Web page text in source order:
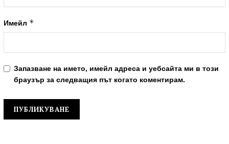
Имейл *
Запазване на името, имейл адреса и уебсайта ми в този
браузър за следващия път когато коментирам.